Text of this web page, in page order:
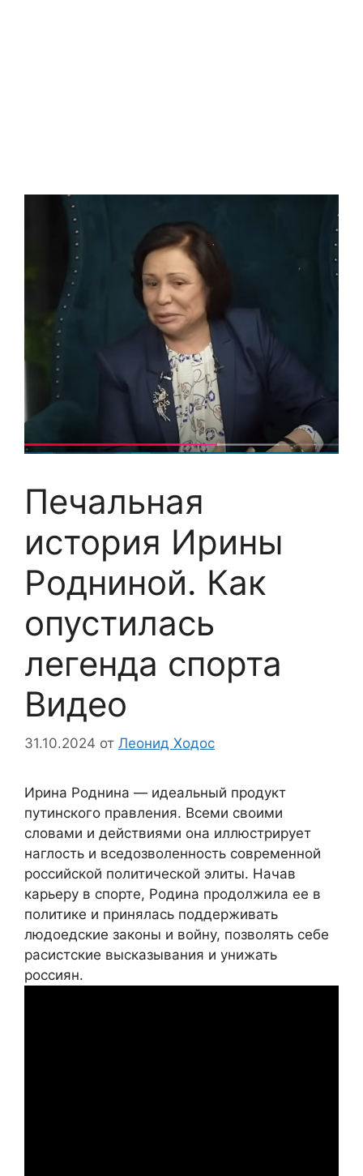
Печальная
история Ирины
Родниной. Как
опустилась
легенда спорта
Видео
31.10.2024 от Леонид Ходос
Ирина Роднина — идеальный продукт
путинского правления. Всеми своими
словами и действиями она иллюстрирует
наглость и вседозволенность современной
российской политической элиты. Начав
карьеру в спорте, Родина продолжила ее в
политике и принялась поддерживать
людоедские законы и войну, позволять себе
расистские высказывания и унижать
россиян.